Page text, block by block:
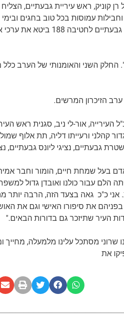
לחטיבה 188 ובעזרת תמיכתו של רן קוניק, ראש
עמוסות בכל טוב בחגים
מרשימות של הטנקים של החטיבה.
השני והאומנותי של הערב כלל
ערב הזיכרון המרשים.
העירייה, אור-לי ניב, סגנית ראש
188, גיבור ישראל מר אביגדור קהלני ורעייתו
בעל שמחת חיים, הומור וחבר
הלם עבור כולנו ואובדן גדול
הזאת. אני כ"כ גאה בצעד הזה, הרבה
את סיפורו האישי וגם את
העיר שתיזכר גם בדורות הבאים."
שרוני מסתכל עלינו מלמעלה, מחייך
את